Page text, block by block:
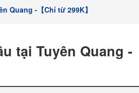
Quang -【Chỉ từ 299K】
tại Tuyên Quang -